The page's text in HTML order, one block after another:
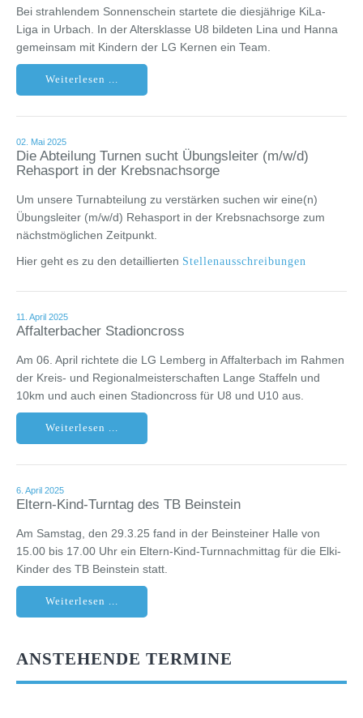
Bei strahlendem Sonnenschein startete die diesjährige KiLa-
Liga in Urbach. In der Altersklasse U8 bildeten Lina und Hanna
gemeinsam mit Kindern der LG Kernen ein Team.
Weiterlesen ...
02. Mai 2025
Die Abteilung Turnen sucht Übungsleiter (m/w/d)
Rehasport in der Krebsnachsorge
Um unsere Turnabteilung zu verstärken suchen wir eine(n)
Übungsleiter (m/w/d) Rehasport in der Krebsnachsorge zum
nächstmöglichen Zeitpunkt.
Hier geht es zu den detaillierten Stellenausschreibungen
11. April 2025
Affalterbacher Stadioncross
Am 06. April richtete die LG Lemberg in Affalterbach im Rahmen
der Kreis- und Regionalmeisterschaften Lange Staffeln und
10km und auch einen Stadioncross für U8 und U10 aus.
Weiterlesen ...
6. April 2025
Eltern-Kind-Turntag des TB Beinstein
Am Samstag, den 29.3.25 fand in der Beinsteiner Halle von
15.00 bis 17.00 Uhr ein Eltern-Kind-Turnnachmittag für die Elki-
Kinder des TB Beinstein statt.
Weiterlesen ...
ANSTEHENDE TERMINE